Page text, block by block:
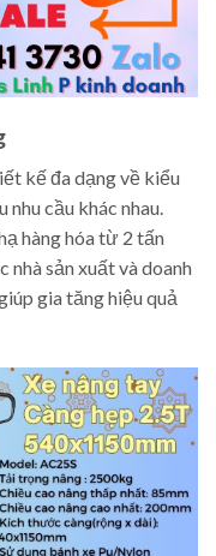
kế đa dạng về kiểu
cầu khác nhau.
hàng hóa từ 2 tấn
nhà sản xuất và doanh
gia tăng hiệu quả